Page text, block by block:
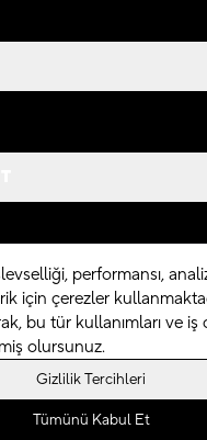
Crocs.com.tr • Tüm hakları
Powered By
performansı,
için çerezler
bu tür kullanımları ve iş
olursunuz.
Gizlilik Tercihleri
Tümünü Kabul Et